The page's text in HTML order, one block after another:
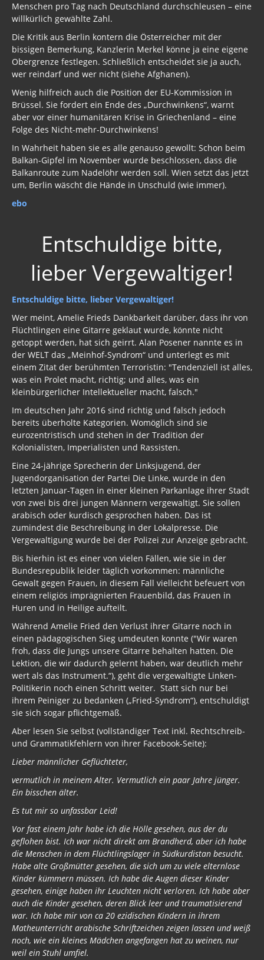
Menschen pro Tag nach Deutschland durchschleusen – eine
willkürlich gewählte Zahl.
Die Kritik aus Berlin kontern die Österreicher mit der
bissigen Bemerkung, Kanzlerin Merkel könne ja eine eigene
Obergrenze festlegen. Schließlich entscheidet sie ja auch,
wer reindarf und wer nicht (siehe Afghanen).
Wenig hilfreich auch die Position der EU-Kommission in
Brüssel. Sie fordert ein Ende des „Durchwinkens“, warnt
aber vor einer humanitären Krise in Griechenland – eine
Folge des Nicht-mehr-Durchwinkens!
In Wahrheit haben sie es alle genauso gewollt: Schon beim
Balkan-Gipfel im November wurde beschlossen, dass die
Balkanroute zum Nadelöhr werden soll. Wien setzt das jetzt
um, Berlin wäscht die Hände in Unschuld (wie immer).
ebo
Entschuldige bitte,
lieber Vergewaltiger!
Entschuldige bitte, lieber Vergewaltiger!
Wer meint, Amelie Frieds Dankbarkeit darüber, dass ihr von
Flüchtlingen eine Gitarre geklaut wurde, könnte nicht
getoppt werden, hat sich geirrt. Alan Posener nannte es in
der WELT das „Meinhof-Syndrom“ und unterlegt es mit
einem Zitat der berühmten Terroristin: "Tendenziell ist alles,
was ein Prolet macht, richtig; und alles, was ein
kleinbürgerlicher Intellektueller macht, falsch."
Im deutschen Jahr 2016 sind richtig und falsch jedoch
bereits überholte Kategorien. Womöglich sind sie
eurozentristisch und stehen in der Tradition der
Kolonialisten, Imperialisten und Rassisten.
Eine 24-jährige Sprecherin der Linksjugend, der
Jugendorganisation der Partei Die Linke, wurde in den
letzten Januar-Tagen in einer kleinen Parkanlage ihrer Stadt
von zwei bis drei jungen Männern vergewaltigt. Sie sollen
arabisch oder kurdisch gesprochen haben. Das ist
zumindest die Beschreibung in der Lokalpresse. Die
Vergewaltigung wurde bei der Polizei zur Anzeige gebracht.
Bis hierhin ist es einer von vielen Fällen, wie sie in der
Bundesrepublik leider täglich vorkommen: männliche
Gewalt gegen Frauen, in diesem Fall vielleicht befeuert von
einem religiös imprägnierten Frauenbild, das Frauen in
Huren und in Heilige aufteilt.
Während Amelie Fried den Verlust ihrer Gitarre noch in
einen pädagogischen Sieg umdeuten konnte ("Wir waren
froh, dass die Jungs unsere Gitarre behalten hatten. Die
Lektion, die wir dadurch gelernt haben, war deutlich mehr
wert als das Instrument.“), geht die vergewaltigte Linken-
Politikerin noch einen Schritt weiter. Statt sich nur bei
ihrem Peiniger zu bedanken („Fried-Syndrom“), entschuldigt
sie sich sogar pflichtgemäß.
Aber lesen Sie selbst (vollständiger Text inkl. Rechtschreib-
und Grammatikfehlern von ihrer Facebook-Seite):
Lieber männlicher Geflüchteter,
vermutlich in meinem Alter. Vermutlich ein paar Jahre jünger.
Ein bisschen älter.
Es tut mir so unfassbar Leid!
Vor fast einem Jahr habe ich die Hölle gesehen, aus der du
geflohen bist. Ich war nicht direkt am Brandherd, aber ich habe
die Menschen in dem Flüchtlingslager in Südkurdistan besucht.
Habe alte Großmütter gesehen, die sich um zu viele elternlose
Kinder kümmern müssen. Ich habe die Augen dieser Kinder
gesehen, einige haben ihr Leuchten nicht verloren. Ich habe aber
auch die Kinder gesehen, deren Blick leer und traumatisierend
war. Ich habe mir von ca 20 ezidischen Kindern in ihrem
Matheunterricht arabische Schriftzeichen zeigen lassen und weiß
noch, wie ein kleines Mädchen angefangen hat zu weinen, nur
weil ein Stuhl umfiel.